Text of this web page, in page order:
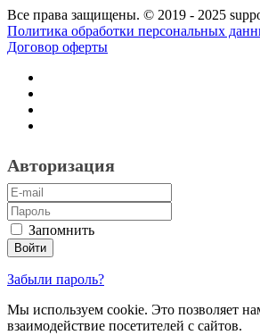
Все права защищены. © 2019 - 2025
Политика обработки персональных
Договор оферты
Авторизация
Запомнить
Забыли пароль?
Мы используем cookie. Это позволяет
взаимодействие посетителей с сайтов.